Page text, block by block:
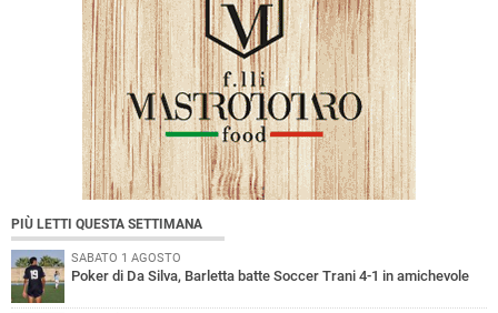
PIÙ LETTI QUESTA SETTIMANA
SABATO 1 AGOSTO
Poker di Da Silva, Barletta batte Soccer Trani 4-1 in amichevole